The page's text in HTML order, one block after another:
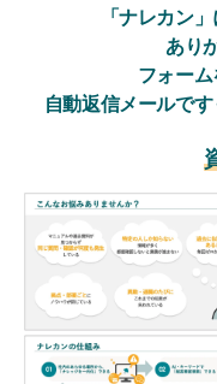
ご利用企業様の声
セキュリティ
よくある質問
資料ダウンロード
無料トライアル
「ナレカン
あり
フォーム
自動返信メールで